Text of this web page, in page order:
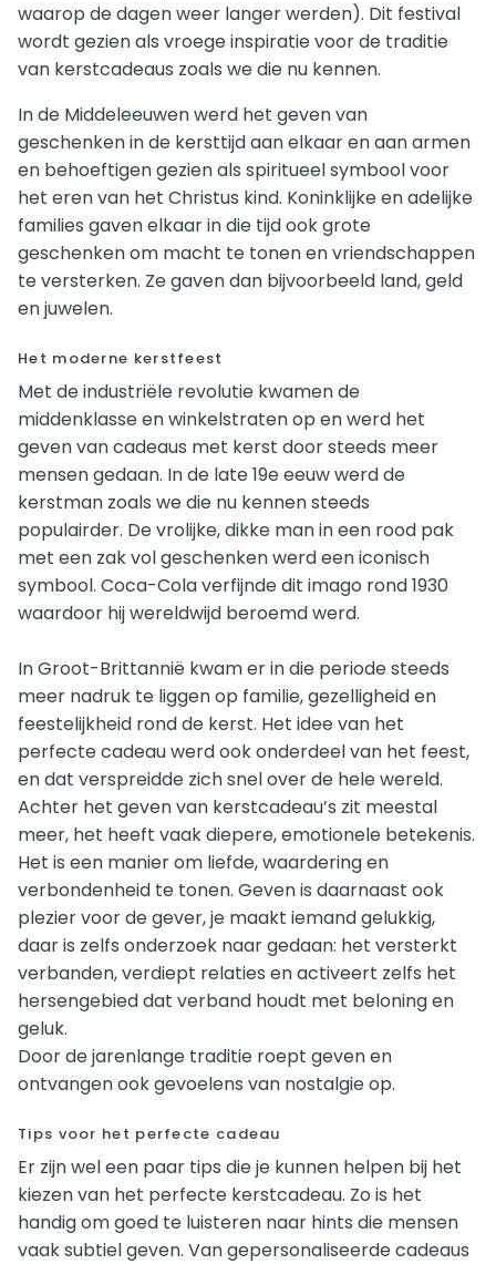
waarop de dagen weer langer werden). Dit festival
wordt gezien als vroege inspiratie voor de traditie
van kerstcadeaus zoals we die nu kennen.
In de Middeleeuwen werd het geven van
geschenken in de kersttijd aan elkaar en aan armen
en behoeftigen gezien als spiritueel symbool voor
het eren van het Christus kind. Koninklijke en adelijke
families gaven elkaar in die tijd ook grote
geschenken om macht te tonen en vriendschappen
te versterken. Ze gaven dan bijvoorbeeld land, geld
en juwelen.
Het moderne kerstfeest
Met de industriële revolutie kwamen de
middenklasse en winkelstraten op en werd het
geven van cadeaus met kerst door steeds meer
mensen gedaan. In de late 19e eeuw werd de
kerstman zoals we die nu kennen steeds
populairder. De vrolijke, dikke man in een rood pak
met een zak vol geschenken werd een iconisch
symbool. Coca-Cola verfijnde dit imago rond 1930
waardoor hij wereldwijd beroemd werd.
In Groot-Brittannië kwam er in die periode steeds
meer nadruk te liggen op familie, gezelligheid en
feestelijkheid rond de kerst. Het idee van het
perfecte cadeau werd ook onderdeel van het feest,
en dat verspreidde zich snel over de hele wereld.
Achter het geven van kerstcadeau’s zit meestal
meer, het heeft vaak diepere, emotionele betekenis.
Het is een manier om liefde, waardering en
verbondenheid te tonen. Geven is daarnaast ook
plezier voor de gever, je maakt iemand gelukkig,
daar is zelfs onderzoek naar gedaan: het versterkt
verbanden, verdiept relaties en activeert zelfs het
hersengebied dat verband houdt met beloning en
geluk.
Door de jarenlange traditie roept geven en
ontvangen ook gevoelens van nostalgie op.
Tips voor het perfecte cadeau
Er zijn wel een paar tips die je kunnen helpen bij het
kiezen van het perfecte kerstcadeau. Zo is het
handig om goed te luisteren naar hints die mensen
vaak subtiel geven. Van gepersonaliseerde cadeaus